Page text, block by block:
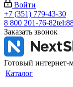
Войти
+7 (351) 779-43-30
8 800 201-76-82
Заказать звонок
Готовый интернет-
Каталог